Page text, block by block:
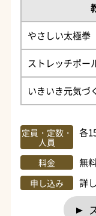
やさしい太極拳
ストレッチポー
いきいき元気づ
定員・定数・
人員
各
料金 無
申し込み 詳